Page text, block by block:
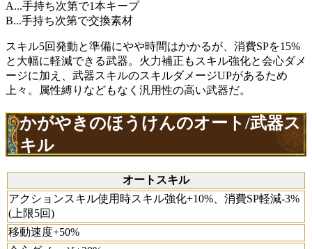
A...手持ち次第で1本キープ
B...手持ち次第で交換素材
スキル5回発動と準備にやや時間はかかるが、消費SPを15%
と大幅に軽減できる武器。火力補正もスキル強化と会心ダメ
ージに加え、武器スキルのスキルダメージUPがあるため
上々。属性縛りなどもなく汎用性の高い武器だ。
かがやきのほうけんのオート/武器ス
キル
オートスキル
アクションスキル使用時スキル強化+10%、消費SP軽減-3%
(上限5回)
移動速度+50%